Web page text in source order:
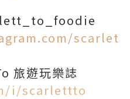
scarlet
旅遊玩樂誌
i/scarlettto